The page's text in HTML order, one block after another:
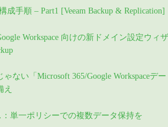
成手順 – Part1 [Veeam Backup & Replication]
Workspace 向けの新ドメイン設定ウィザ
ない「Microsoft 365/Google Workspaceデー
え
単一ポリシーでの複数データ保持を